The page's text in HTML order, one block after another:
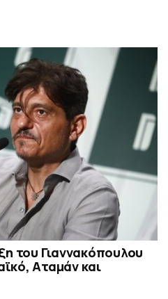
του Γιαννακόπουλου
Αταμάν και